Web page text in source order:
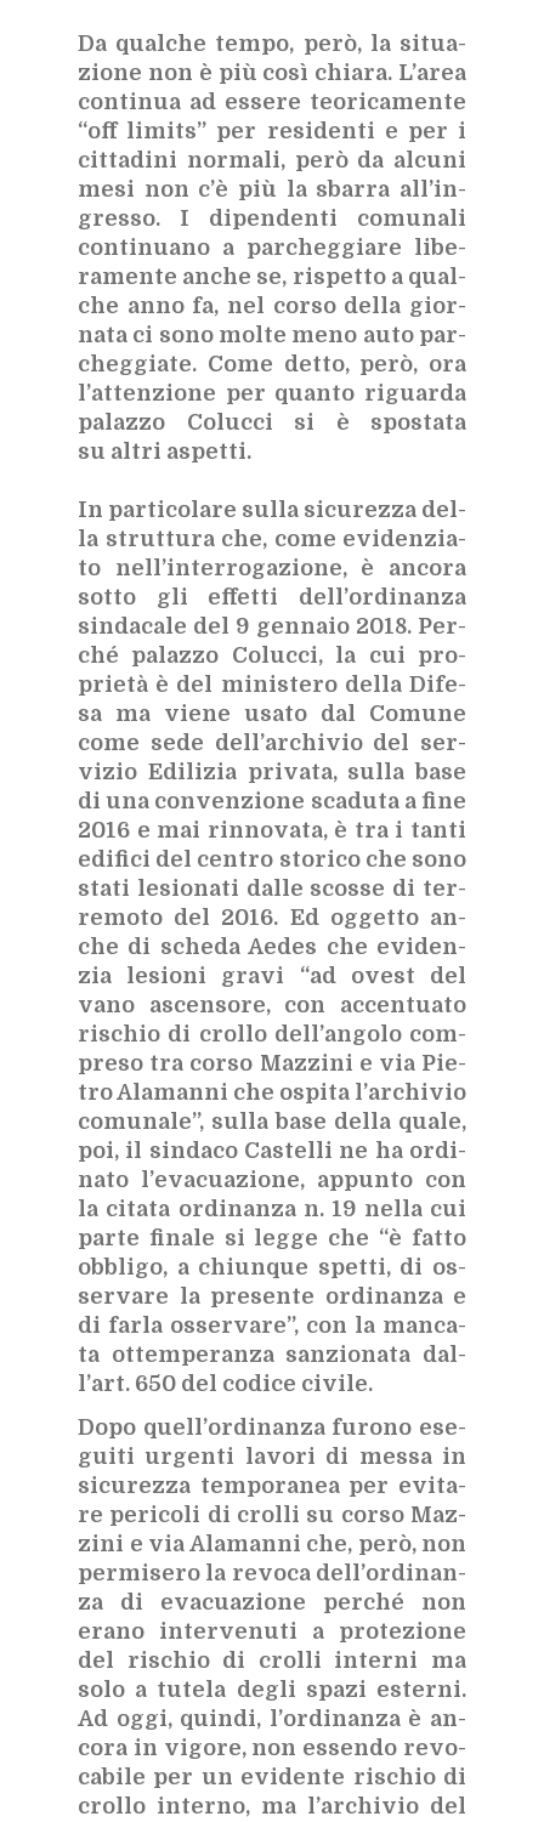
Da qual­che tem­po, però, la si­tua­
zio­ne non è più così chia­ra. L’a­rea
con­ti­nua ad es­se­re teo­ri­ca­men­te
“off li­mi­ts” per re­si­den­ti e per i
cit­ta­di­ni nor­ma­li, però da al­cu­ni
mesi non c’è più la sbar­ra al­l’in­
gres­so. I di­pen­den­ti co­mu­na­li
con­ti­nua­no a par­cheg­gia­re li­be­
ra­men­te an­che se, ri­spet­to a qual­
che anno fa, nel cor­so del­la gior­
na­ta ci sono mol­te meno auto par­
cheg­gia­te. Come det­to, però, ora
l’at­ten­zio­ne per quan­to ri­guar­da
pa­laz­zo Co­luc­ci si è spo­sta­ta
su al­tri aspet­ti.
In par­ti­co­la­re sul­la si­cu­rez­za del­
la strut­tu­ra che, come evi­den­zia­
to nel­l’in­ter­ro­ga­zio­ne, è an­co­ra
sot­to gli ef­fet­ti del­l’or­di­nan­za
sin­da­ca­le del 9 gen­na­io 2018. Per­
ché pa­laz­zo Co­luc­ci, la cui pro­
prie­tà è del mi­ni­ste­ro del­la Di­fe­
sa ma vie­ne usa­to dal Co­mu­ne
come sede del­l’ar­chi­vio del ser­
vi­zio Edi­li­zia pri­va­ta, sul­la base
di una con­ven­zio­ne sca­du­ta a fine
2016 e mai rin­no­va­ta, è tra i tan­ti
edi­fi­ci del cen­tro sto­ri­co che sono
sta­ti le­sio­na­ti dal­le scos­se di ter­
re­mo­to del 2016. Ed og­get­to an­
che di sche­da Ae­des che evi­den­
zia le­sio­ni gra­vi “ad ove­st del
vano ascen­so­re, con ac­cen­tua­to
ri­schio di crol­lo del­l’an­go­lo com­
pre­so tra cor­so Maz­zi­ni e via Pie­
tro Ala­man­ni che ospi­ta l’ar­chi­vio
co­mu­na­le”, sul­la base del­la qua­le,
poi, il sin­da­co Ca­stel­li ne ha or­di­
na­to l’e­va­cua­zio­ne, ap­pun­to con
la ci­ta­ta or­di­nan­za n. 19 nel­la cui
par­te fi­na­le si leg­ge che “è fat­to
ob­bli­go, a chiun­que spet­ti, di os­
ser­va­re la pre­sen­te or­di­nan­za e
di far­la os­ser­va­re”, con la man­ca­
ta ot­tem­pe­ran­za san­zio­na­ta dal­
l’art. 650 del co­di­ce ci­vi­le.
Dopo quel­l’or­di­nan­za fu­ro­no ese­
gui­ti ur­gen­ti la­vo­ri di mes­sa in
si­cu­rez­za tem­po­ra­nea per evi­ta­
re pe­ri­co­li di crol­li su cor­so Maz­
zi­ni e via Ala­man­ni che, però, non
per­mi­se­ro la re­vo­ca del­l’or­di­nan­
za di eva­cua­zio­ne per­ché non
era­no in­ter­ve­nu­ti a pro­te­zio­ne
del ri­schio di crol­li in­ter­ni ma
solo a tu­te­la de­gli spa­zi ester­ni.
Ad oggi, quin­di, l’or­di­nan­za è an­
co­ra in vi­go­re, non es­sen­do re­vo­
ca­bi­le per un evi­den­te ri­schio di
crol­lo in­ter­no, ma l’ar­chi­vio del